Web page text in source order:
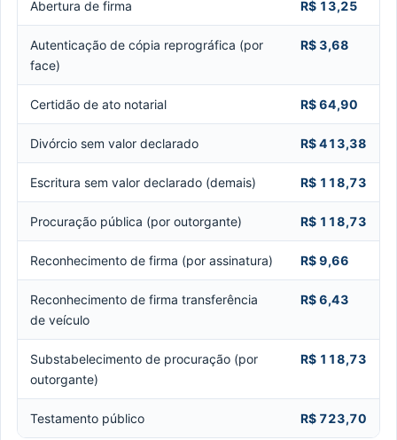
Abertura de firma R$ 13,25
Autenticação de cópia reprográfica (por
face)
R$ 3,68
Certidão de ato notarial R$ 64,90
Divórcio sem valor declarado R$ 413,38
Escritura sem valor declarado (demais) R$ 118,73
Procuração pública (por outorgante) R$ 118,73
Reconhecimento de firma (por assinatura) R$ 9,66
Reconhecimento de firma transferência
de veículo
R$ 6,43
Substabelecimento de procuração (por
outorgante)
R$ 118,73
Testamento público R$ 723,70